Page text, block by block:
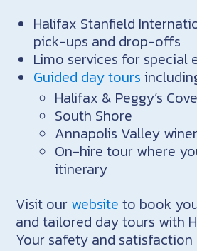
Halifax Stanfield
pick-ups and drop-offs
Limo services for special
Guided day tours
Halifax & Peggy’s Cove
South Shore
Annapolis Valley
On-hire tour where
itinerary
Visit our website to book
and tailored day tours with
Your safety and